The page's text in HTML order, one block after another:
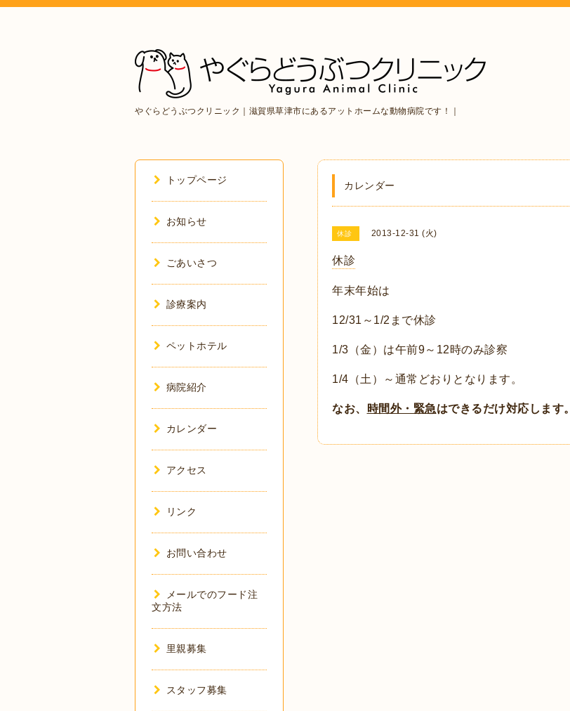
やぐらどうぶつクリニック｜滋賀県草津市にあるアットホームな動物病院です！｜
カレンダー
休診 2013-12-31 (火)
休診
年末年始は
12/31～1/2まで休診
1/3（金）は午前9～12時のみ診察
1/4（土）～通常どおりとなります。
なお、 時間外・緊急はできるだけ対応します。
トップページ
お知らせ
ごあいさつ
診療案内
ペットホテル
病院紹介
カレンダー
アクセス
リンク
お問い合わせ
メールでのフード注
文方法
里親募集
スタッフ募集